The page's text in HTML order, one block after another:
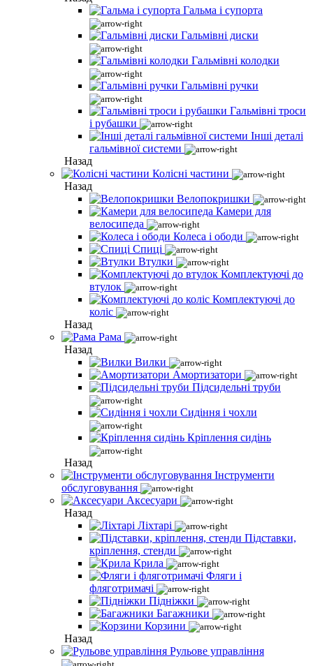
Гальма і супорта
Гальмівні диски
Гальмівні колодки
Гальмівні ручки
Гальмівні троси
і рубашки
Інші деталі
гальмівної системи
Назад
Колісні частини
Назад
Велопокришки
Камери для
велосипеда
Колеса і ободи
Спиці
Втулки
Комплектуючі до
втулок
Комплектуючі до
коліс
Назад
Рама
Назад
Вилки
Амортизатори
Підсидельні труби
Сидіння і чохли
Кріплення сидінь
Назад
Інструменти
обслуговування
Аксесуари
Назад
Ліхтарі
Підставки,
кріплення, стенди
Крила
Фляги і
фляготримачі
Підніжки
Багажники
Корзини
Назад
Рульове управління